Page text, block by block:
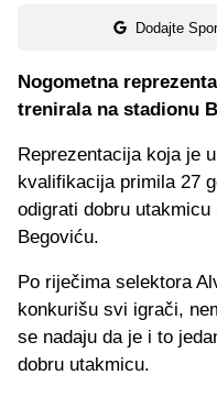
Dodajte
Nogometna
trenirala na stadionu
Reprezentacija koja je
kvalifikacija primila 27
odigrati dobru
Begoviću.
Po riječima selektora
konkurišu svi igrači,
se nadaju da je i to
dobru utakmicu.